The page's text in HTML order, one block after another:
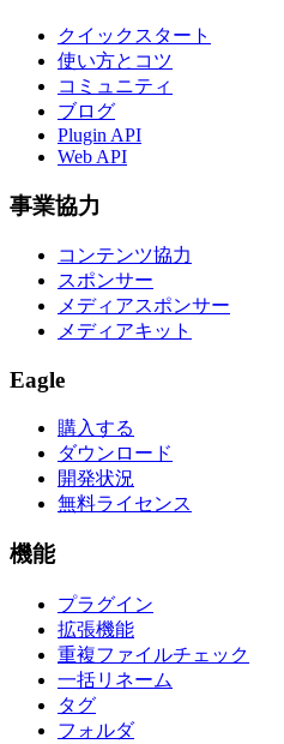
クイックスタート
使い方とコツ
コミュニティ
ブログ
Plugin API
Web API
事業協力
コンテンツ協力
スポンサー
メディアスポンサー
メディアキット
Eagle
購入する
ダウンロード
開発状況
無料ライセンス
機能
プラグイン
拡張機能
重複ファイルチェック
一括リネーム
タグ
フォルダ